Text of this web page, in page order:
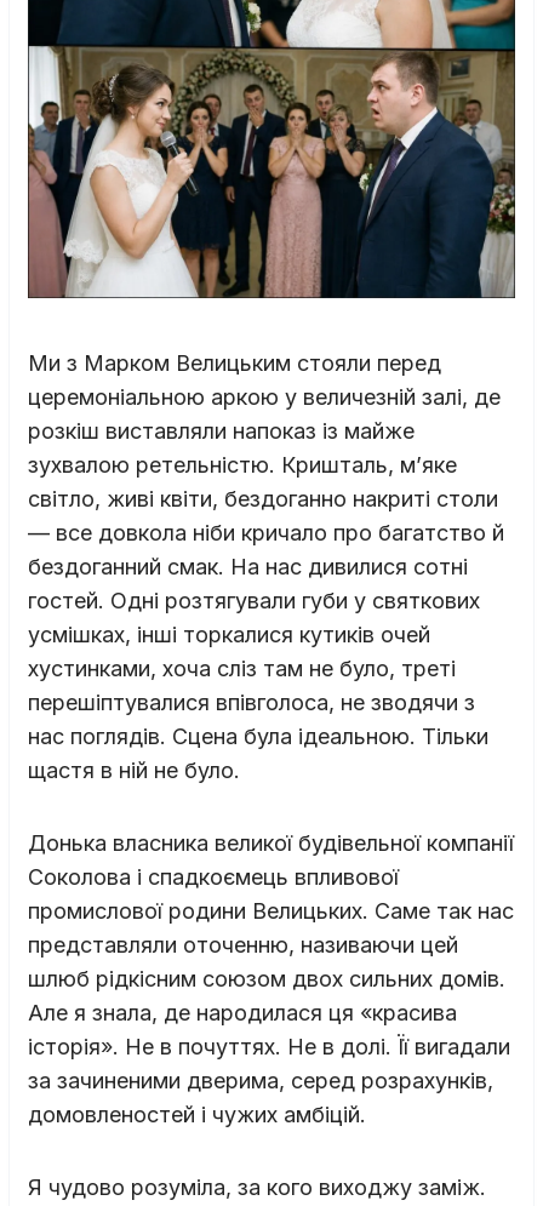
Ми з Марком Велицьким стояли перед
церемоніальною аркою у величезній залі, де
розкіш виставляли напоказ із майже
зухвалою ретельністю. Кришталь, м’яке
світло, живі квіти, бездоганно накриті столи
— все довкола ніби кричало про багатство й
бездоганний смак. На нас дивилися сотні
гостей. Одні розтягували губи у святкових
усмішках, інші торкалися кутиків очей
хустинками, хоча сліз там не було, треті
перешіптувалися впівголоса, не зводячи з
нас поглядів. Сцена була ідеальною. Тільки
щастя в ній не було.
Донька власника великої будівельної компанії
Соколова і спадкоємець впливової
промислової родини Велицьких. Саме так нас
представляли оточенню, називаючи цей
шлюб рідкісним союзом двох сильних домів.
Але я знала, де народилася ця «красива
історія». Не в почуттях. Не в долі. Її вигадали
за зачиненими дверима, серед розрахунків,
домовленостей і чужих амбіцій.
Я чудово розуміла, за кого виходжу заміж.